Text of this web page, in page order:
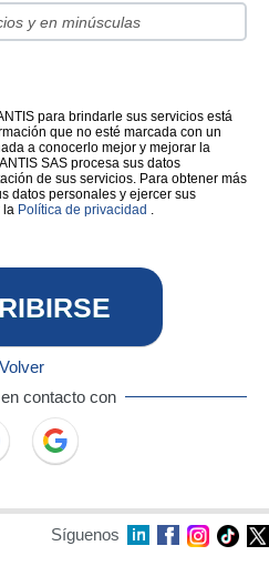
para brindarle sus servicios está
que no esté marcada con un
a conocerlo mejor y mejorar la
SAS procesa sus datos
de sus servicios. Para obtener más
datos personales y ejercer sus
la Política de privacidad .
Volver
contacto con
Síguenos